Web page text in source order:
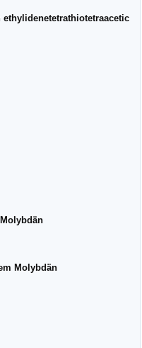
Molybdän